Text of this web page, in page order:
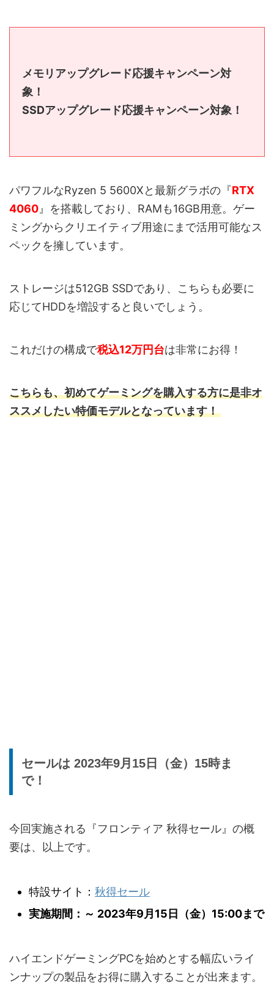
メモリアップグレード応援キャンペーン対
象！
SSDアップグレード応援キャンペーン対象！
パワフルなRyzen 5 5600Xと最新グラボの『RTX
4060 』を搭載しており、RAMも16GB用意。ゲー
ミングからクリエイティブ用途にまで活用可能なス
ペックを擁しています。
ストレージは512GB SSDであり、こちらも必要に
応じてHDDを増設すると良いでしょう。
これだけの構成で税込12万円台は非常にお得！
こちらも、初めてゲーミングを購入する方に是非オ
ススメしたい特価モデルとなっています！
セールは 2023年9月15日（金）15時ま
で！
今回実施される『フロンティア 秋得セール』の概
要は、以上です。
特設サイト： 秋得セール
実施期間：～ 2023年9月15日（金）15:00まで
ハイエンドゲーミングPCを始めとする幅広いライ
ンナップの製品をお得に購入することが出来ます。